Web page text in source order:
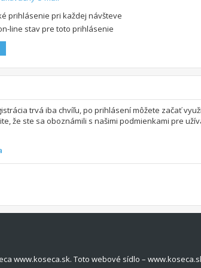
prihlásenie pri každej návšteve
line stav pre toto prihlásenie
trvá iba chvíľu, po prihlásení môžete začať
že ste sa oboznámili s našimi podmienkami pre
www.koseca.sk. Toto webové sídlo –